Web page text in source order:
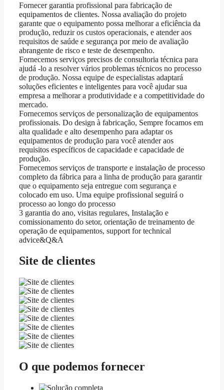
Fornecer garantia profissional para fabricação de
equipamentos de clientes. Nossa avaliação do projeto
garante que o equipamento possa melhorar a eficiência da
produção, reduzir os custos operacionais, e atender aos
requisitos de saúde e segurança por meio de avaliação
abrangente de risco e teste de desempenho.
Fornecemos serviços precisos de consultoria técnica para
ajudá -lo a resolver vários problemas técnicos no processo
de produção. Nossa equipe de especialistas adaptará
soluções eficientes e inteligentes para você ajudar sua
empresa a melhorar a produtividade e a competitividade do
mercado.
Fornecemos serviços de personalização de equipamentos
profissionais. Do design à fabricação, Sempre focamos em
alta qualidade e alto desempenho para adaptar os
equipamentos de produção para você atender aos
requisitos específicos de capacidade e capacidade de
produção.
Fornecemos serviços de transporte e instalação de processo
completo da fábrica para a linha de produção para garantir
que o equipamento seja entregue com segurança e
colocado em uso. Uma equipe profissional seguirá o
processo ao longo do processo
3 garantia do ano, visitas regulares, Instalação e
comissionamento do setor, orientação de treinamento de
operação de equipamentos, support for technical
advice&Q&A
Site de clientes
O que podemos fornecer